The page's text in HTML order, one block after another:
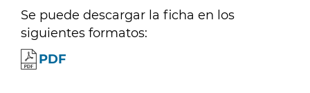
Se puede descargar la ficha en los
siguientes formatos:
PDF